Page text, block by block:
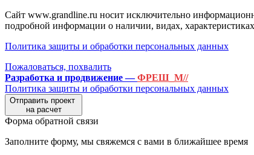
Сайт www.grandline.ru носит исключительно
подробной информации о наличии, видах,
Политика защиты и обработки персональных данных
Пожаловаться, похвалить
Разработка и продвижение —ФРЕШ_М//
Политика защиты и обработки персональных данных
Отправить проект
на расчет
Форма обратной связи
Заполните форму, мы свяжемся с вами в ближайшее время